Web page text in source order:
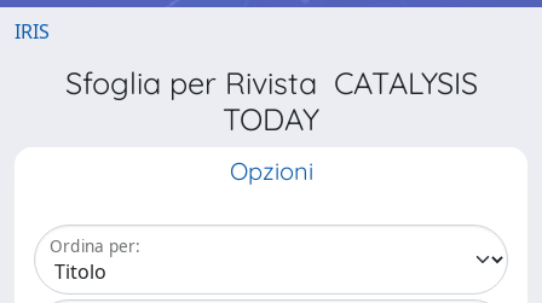
IRIS
Sfoglia per Rivista CATALYSIS
TODAY
Opzioni
Ordina per: